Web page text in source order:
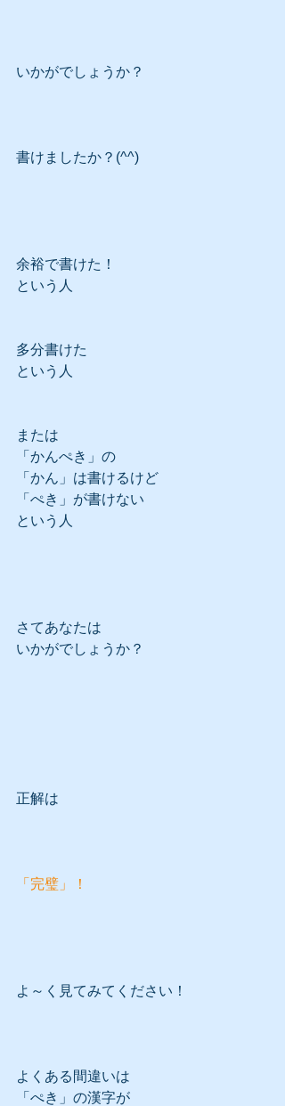
いかがでしょうか？
書けましたか？(^^)
余裕で書けた！
という人
多分書けた
という人
または
「かんぺき」の
「かん」は書けるけど
「ぺき」が書けない
という人
さてあなたは
いかがでしょうか？
正解は
「完璧」！
よ～く見てみてください！
よくある間違いは
「ぺき」の漢字が